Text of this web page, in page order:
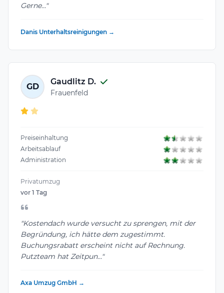
Gerne..."
Danis Unterhaltsreinigungen →
GD
Gaudlitz D.
Frauenfeld
Preiseinhaltung
Arbeitsablauf
Administration
Privatumzug
vor 1 Tag
"Kostendach wurde versucht zu sprengen, mit der
Begründung, ich hätte dem zugestimmt.
Buchungsrabatt erscheint nicht auf Rechnung.
Putzteam hat Zeitpun..."
Axa Umzug GmbH →